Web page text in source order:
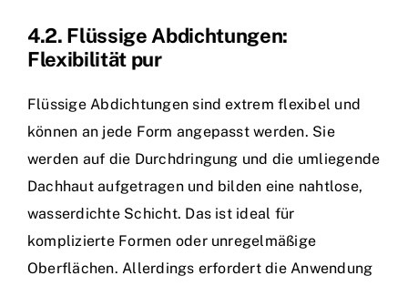
4.2. Flüssige Abdichtungen:
Flexibilität pur
Flüssige Abdichtungen sind extrem flexibel und
können an jede Form angepasst werden. Sie
werden auf die Durchdringung und die umliegende
Dachhaut aufgetragen und bilden eine nahtlose,
wasserdichte Schicht. Das ist ideal für
komplizierte Formen oder unregelmäßige
Oberflächen. Allerdings erfordert die Anwendung